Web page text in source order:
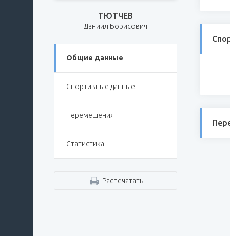
ТЮТЧЕВ
Даниил Борисович
Общие данные
Спортивные данные
Перемещения
Статистика
Распечатать